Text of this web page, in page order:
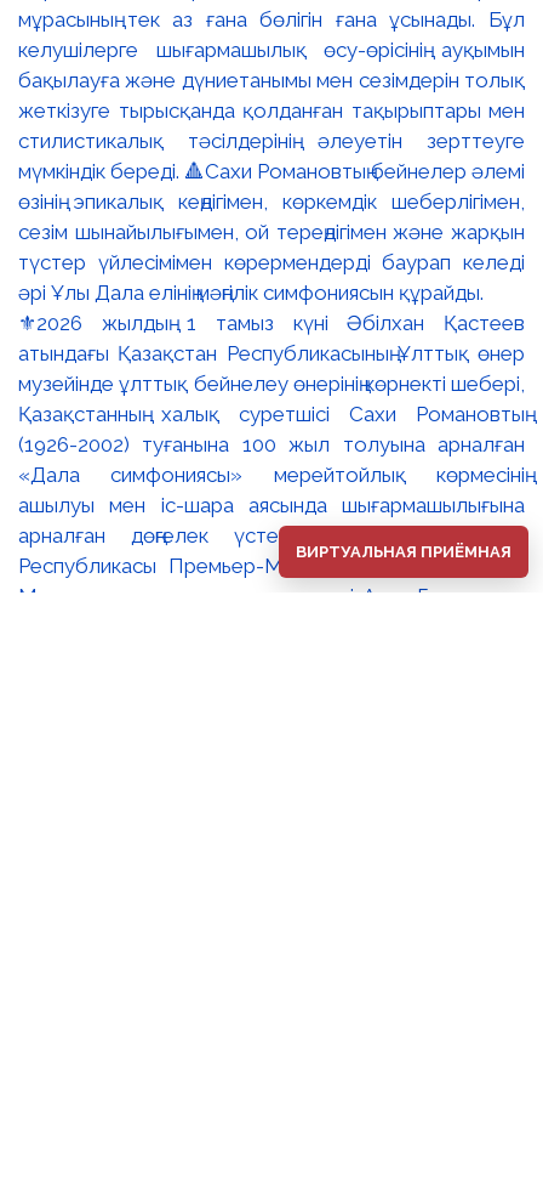
⚜️2026 жылдың 1 тамыз күні Әбілхан Қастеев
атындағы Қазақстан Республикасының Ұлттық өнер
музейінде ұлттық бейнелеу өнерінің көрнекті шебері,
Қазақстанның халық суретшісі Сахи Романовтың
(1926-2002) туғанына 100 жыл толуына арналған
«Дала симфониясы» мерейтойлық көрмесінің
ашылуы мен іс-шара аясында шығармашылығына
арналған дөңгелек үстел өтті. 🔹Қазақстан
Республикасы Премьер-Министрінің орынбасары –
Мәдениет және ақпарат министрі Аида Ғалымқызы
ВИРТУАЛЬНАЯ ПРИЁМНАЯ